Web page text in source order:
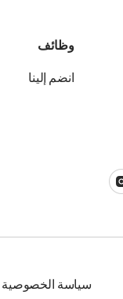
وظائف
انضم إلينا
سياسة الخصوصية